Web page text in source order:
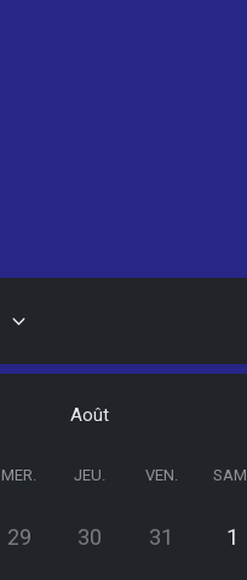
Août
MER. JEU. VEN. SAM.
29 30 31 1